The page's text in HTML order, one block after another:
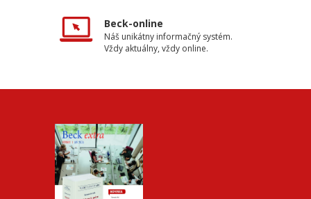
Beck-online
Náš unikátny informačný systém.
Vždy aktuálny, vždy online.